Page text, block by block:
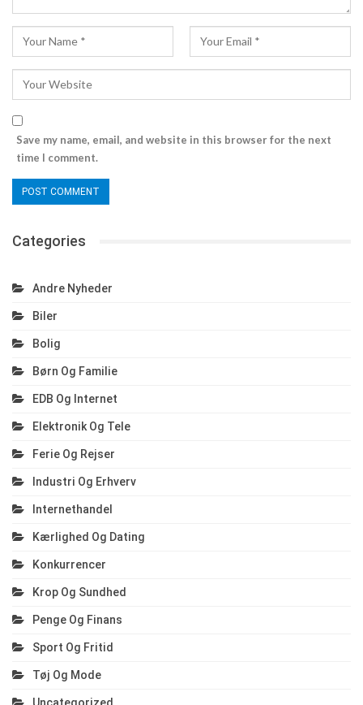
Save my name, email, and website in this browser for the next
time I comment.
Categories
Andre Nyheder
Biler
Bolig
Børn Og Familie
EDB Og Internet
Elektronik Og Tele
Ferie Og Rejser
Industri Og Erhverv
Internethandel
Kærlighed Og Dating
Konkurrencer
Krop Og Sundhed
Penge Og Finans
Sport Og Fritid
Tøj Og Mode